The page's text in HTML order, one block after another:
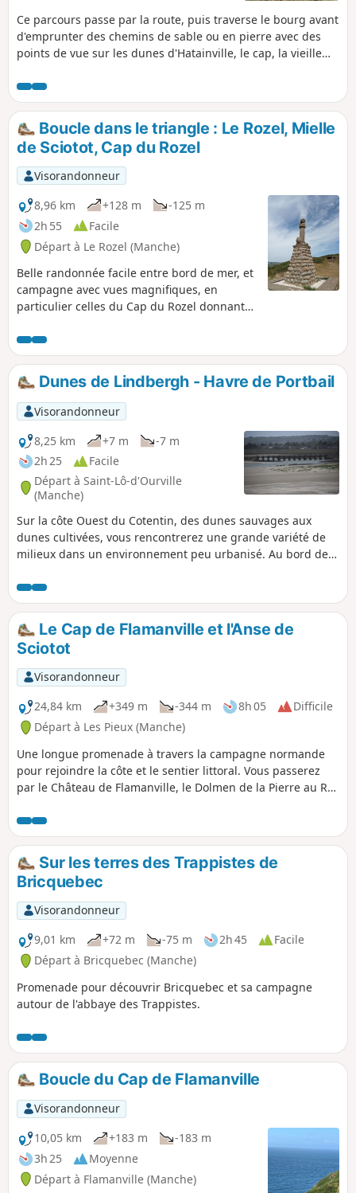
Ce parcours passe par la route, puis traverse le bourg avant
d'emprunter des chemins de sable ou en pierre avec des
points de vue sur les dunes d'Hatainville, le cap, la vieille
Boucle dans le triangle : Le Rozel, Mielle
de Sciotot, Cap du Rozel
Visorandonneur
8,96 km
+128 m
-125 m
2h 55
Facile
Départ à Le Rozel (Manche)
Belle randonnée facile entre bord de mer, et
campagne avec vues magnifiques, en
particulier celles du Cap du Rozel donnant
longue plage entre Surtainville et le Cap de
Carteret au Sud.
Dunes de Lindbergh - Havre de Portbail
Visorandonneur
8,25 km
+7 m
-7 m
2h 25
Facile
Départ à Saint-Lô-d'Ourville
(Manche)
Sur la côte Ouest du Cotentin, des dunes sauvages aux
dunes cultivées, vous rencontrerez une grande variété de
milieux dans un environnement peu urbanisé. Au bord de
offrira un paysage magnifique.
Le Cap de Flamanville et l'Anse de
Sciotot
Visorandonneur
24,84 km
+349 m -344 m 8h 05
Difficile
Départ à Les Pieux (Manche)
Une longue promenade à travers la campagne normande
pour rejoindre la côte et le sentier littoral. Vous passerez
par le Château de Flamanville, le Dolmen de la Pierre au Rey
de Sciotot. Au sommet de la Roche à Coucou, vous aurez
une belle vue sur l'ensemble de la baie.
Sur les terres des Trappistes de
Bricquebec
Visorandonneur
9,01 km
+72 m -75 m 2h 45
Facile
Départ à Bricquebec (Manche)
Promenade pour découvrir Bricquebec et sa campagne
autour de l'abbaye des Trappistes.
Boucle du Cap de Flamanville
Visorandonneur
10,05 km
+183 m
-183 m
3h 25
Moyenne
Départ à Flamanville (Manche)